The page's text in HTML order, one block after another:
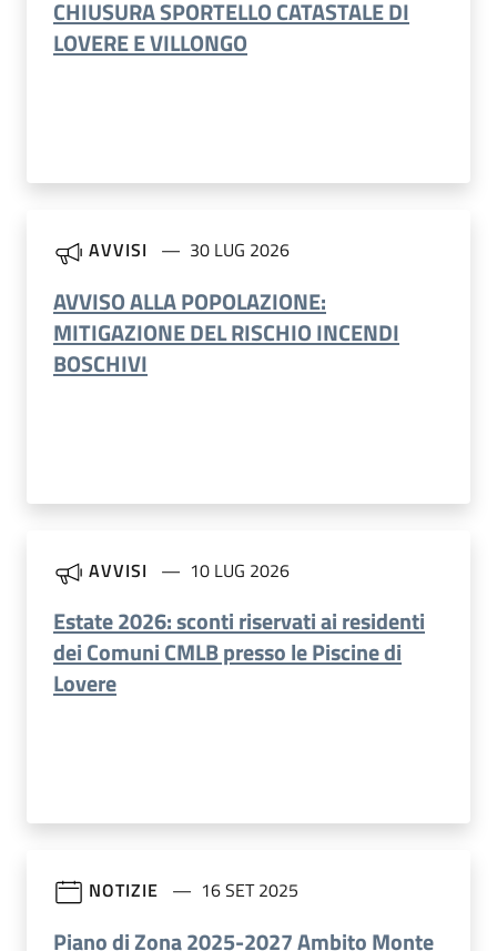
CHIUSURA SPORTELLO CATASTALE DI
LOVERE E VILLONGO
AVVISI 30 LUG 2026
AVVISO ALLA POPOLAZIONE:
MITIGAZIONE DEL RISCHIO INCENDI
BOSCHIVI
AVVISI 10 LUG 2026
Estate 2026: sconti riservati ai residenti
dei Comuni CMLB presso le Piscine di
Lovere
NOTIZIE 16 SET 2025
Piano di Zona 2025-2027 Ambito Monte